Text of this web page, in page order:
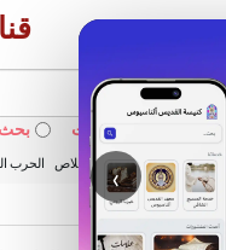
‹
بحث في الويبسايت
الأكثر بحثًا: خبزنا اليومي الخلاص الحرب